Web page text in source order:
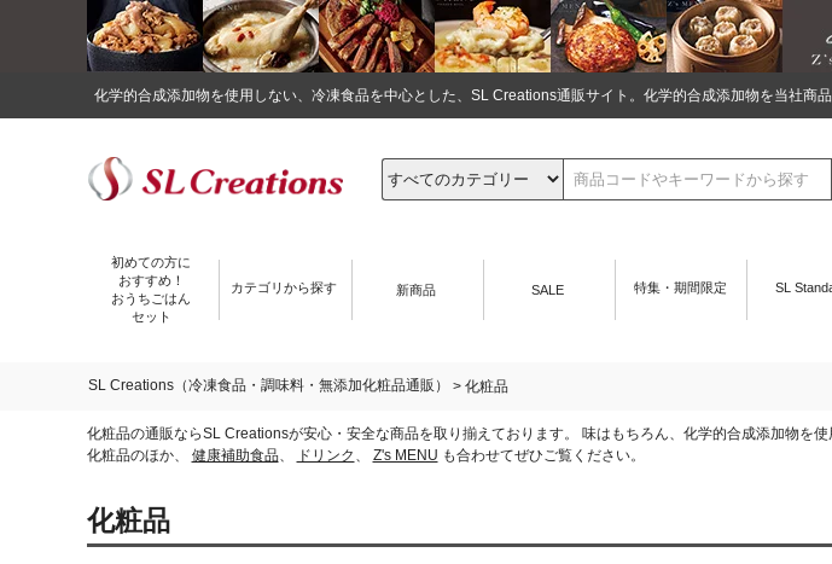
化学的合成添加物を使用しない、冷凍食品を中心とした、SL Creations通販サイト。化学的合成添加物を当社商品
初めての方に
おすすめ！
おうちごはん
セット
カテゴリから探す 新商品 SALE 特集・期間限定 SL
SL Creations（冷凍食品・調味料・無添加化粧品通販） > 化粧品
化粧品の通販ならSL Creationsが安心・安全な商品を取り揃えております。 味はもちろん、化学的合成添加物を
化粧品のほか、 健康補助食品、 ドリンク 、 Z's MENU も合わせてぜひご覧ください。
化粧品